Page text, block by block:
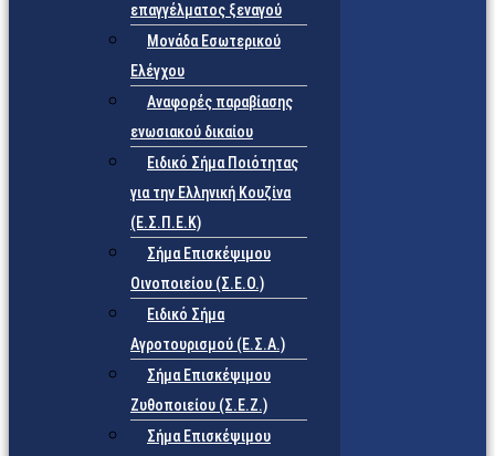
επαγγέλματος ξεναγού
Μονάδα Εσωτερικού
Ελέγχου
Αναφορές παραβίασης
ενωσιακού δικαίου
Ειδικό Σήμα Ποιότητας
για την Ελληνική Κουζίνα
(Ε.Σ.Π.Ε.Κ)
Σήμα Επισκέψιμου
Οινοποιείου (Σ.Ε.Ο.)
Ειδικό Σήμα
Αγροτουρισμού (Ε.Σ.Α.)
Σήμα Επισκέψιμου
Ζυθοποιείου (Σ.Ε.Ζ.)
Σήμα Επισκέψιμου